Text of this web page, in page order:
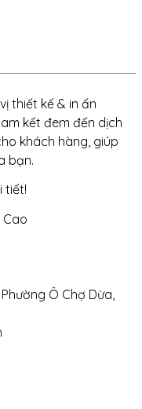
thiết kế & in ấn
kết đem đến dịch
khách hàng, giúp
bạn.
tiết!
Cao
Ô Chợ Dừa,